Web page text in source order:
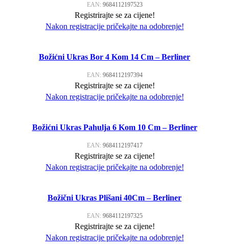
EAN: 9684112197523
Registrirajte se za cijene!
Nakon registracije pričekajte na odobrenje!
Božićni Ukras Bor 4 Kom 14 Cm – Berliner
EAN: 9684112197394
Registrirajte se za cijene!
Nakon registracije pričekajte na odobrenje!
Božićni Ukras Pahulja 6 Kom 10 Cm – Berliner
EAN: 9684112197417
Registrirajte se za cijene!
Nakon registracije pričekajte na odobrenje!
Božični Ukras Plišani 40Cm – Berliner
EAN: 9684112197325
Registrirajte se za cijene!
Nakon registracije pričekajte na odobrenje!